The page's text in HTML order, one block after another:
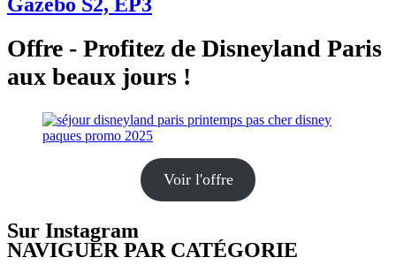
Offre - Profitez de Disneyland Paris
aux beaux jours !
Voir l'offre
Sur Instagram
NAVIGUER PAR CATÉGORIE